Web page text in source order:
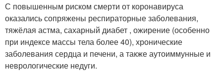
С повышенным риском смерти от коронавируса
оказались сопряжены респираторные заболевания,
тяжёлая астма, сахарный диабет , ожирение (особенно
при индексе массы тела более 40), хронические
заболевания сердца и печени, а также аутоиммунные и
неврологические недуги.